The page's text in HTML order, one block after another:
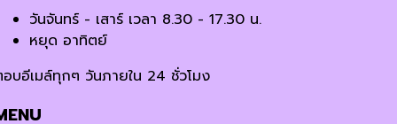
วันจันทร์ - เสาร์ เวลา 8.30 - 17.30 น.
หยุด อาทิตย์
บอีเมล์ทุกๆ วันภายใน 24 ชั่วโมง